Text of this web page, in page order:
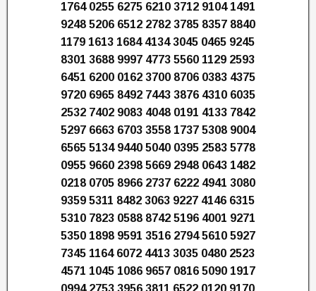
1764 0255 6275 6210 3712 9104 1491
9248 5206 6512 2782 3785 8357 8840
1179 1613 1684 4134 3045 0465 9245
8301 3688 9997 4773 5560 1129 2593
6451 6200 0162 3700 8706 0383 4375
9720 6965 8492 7443 3876 4310 6035
2532 7402 9083 4048 0191 4133 7842
5297 6663 6703 3558 1737 5308 9004
6565 5134 9440 5040 0395 2583 5778
0955 9660 2398 5669 2948 0643 1482
0218 0705 8966 2737 6222 4941 3080
9359 5311 8482 3063 9227 4146 6315
5310 7823 0588 8742 5196 4001 9271
5350 1898 9591 3516 2794 5610 5927
7345 1164 6072 4413 3035 0480 2523
4571 1045 1086 9657 0816 5090 1917
0994 2753 3956 3811 6522 0120 9170